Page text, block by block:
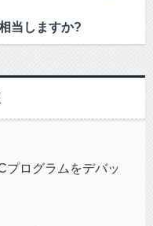
当しますか?
プログラムをデバッ